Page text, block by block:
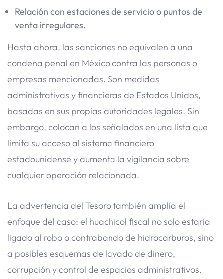
Relación con estaciones de servicio o puntos de
venta irregulares.
Hasta ahora, las sanciones no equivalen a una
condena penal en México contra las personas o
empresas mencionadas. Son medidas
administrativas y financieras de Estados Unidos,
basadas en sus propias autoridades legales. Sin
embargo, colocan a los señalados en una lista que
limita su acceso al sistema financiero
estadounidense y aumenta la vigilancia sobre
cualquier operación relacionada.
La advertencia del Tesoro también amplía el
enfoque del caso: el huachicol fiscal no solo estaría
ligado al robo o contrabando de hidrocarburos, sino
a posibles esquemas de lavado de dinero,
corrupción y control de espacios administrativos.